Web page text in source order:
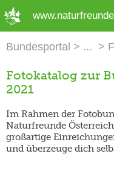
Bundesportal
Fotokatalog zur
2021
Im Rahmen der
Naturfreunde
großartige
und überzeuge dich